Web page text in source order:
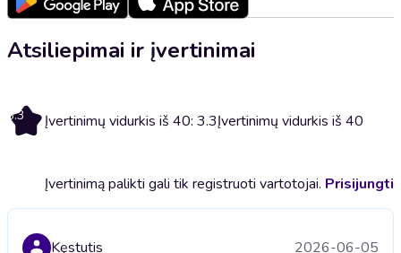
Atsiliepimai ir įvertinimai
3.3 Įvertinimų vidurkis iš 40: 3.3Įvertinimų vidurkis iš 40
Įvertinimą palikti gali tik registruoti vartotojai. Prisijungti
Kęstutis 2026-06-05